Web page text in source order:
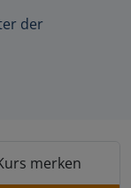
der
merken